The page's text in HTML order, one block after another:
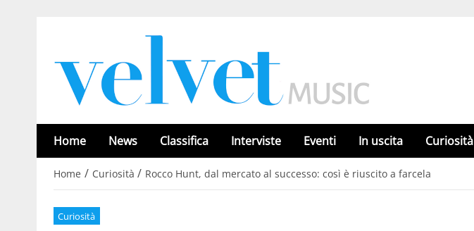
Home News Classifica Interviste Eventi In uscita Curiosità
Home / Curiosità / Rocco Hunt, dal mercato al successo: così è riuscito a farcela
Curiosità